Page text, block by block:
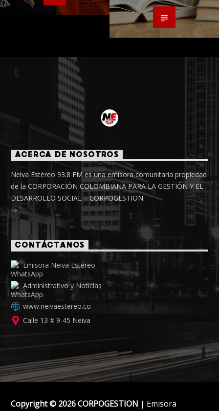
ACERCA DE NOSOTROS
Neiva Estéreo 93.8 FM es una emisora comunitaria propiedad
de la CORPORACIÓN COLOMBIANA PARA LA GESTIÓN Y EL
DESARROLLO SOCIAL – CORPOGESTION.
CONTÁCTANOS
Emisora Neiva Estéreo
Administrativo y Noticias
www.neivaestereo.co
Calle 13 # 9-45 Neiva
Copyright © 2026 CORPOGESTION | Emisora